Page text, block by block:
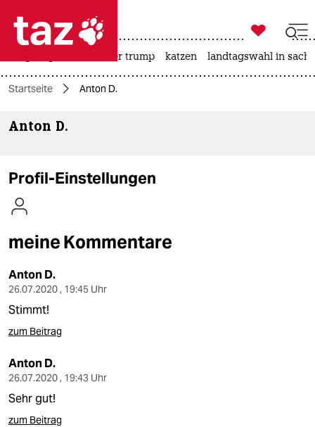
 taz zahl ich
themen
kultur
sport
berlin
wahrheit
verlag

taz zahl ich
usa unter trump katzen landtagswahl in
Startseite Anton D.
Anton D.
Profil-Einstellungen
meine Kommentare
Anton D.
26.07.2020 , 19:45 Uhr
Stimmt!
zum Beitrag
Anton D.
26.07.2020 , 19:43 Uhr
Sehr gut!
zum Beitrag